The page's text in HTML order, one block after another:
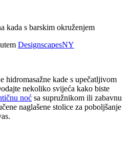
DesignscapesNY
hidromasažne kade s upečatljivom
nekoliko svijeća kako biste
noć sa supružnikom ili zabavnu
naglašene stolice za poboljšanje